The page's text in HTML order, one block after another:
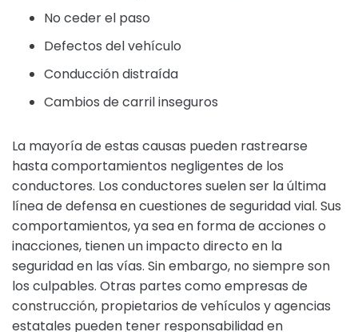
No ceder el paso
Defectos del vehículo
Conducción distraída
Cambios de carril inseguros
La mayoría de estas causas pueden rastrearse
hasta comportamientos negligentes de los
conductores. Los conductores suelen ser la última
línea de defensa en cuestiones de seguridad vial. Sus
comportamientos, ya sea en forma de acciones o
inacciones, tienen un impacto directo en la
seguridad en las vías. Sin embargo, no siempre son
los culpables. Otras partes como empresas de
construcción, propietarios de vehículos y agencias
estatales pueden tener responsabilidad en